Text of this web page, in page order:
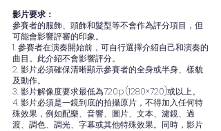
影片要求：
參賽者的服飾、頭飾和髮型等不會作為評分項目，但
可能會影響評審的印象。
1. 參賽者在演奏開始前，可自行選擇介紹自己和演奏的
曲目。此介紹不會影響評分。
2. 影片必須確保清晰顯示參賽者的全身或半身、樣貌
及動作。
3. 影片解像度要求最低為720p (1280×720)或以上。
4. 影片必須是一鏡到底的拍攝原片，不得加入任何特
殊效果，例如配樂、音響、圖片、文本、濾鏡、過
渡、調色、調光、字幕或其他特殊效果。同時，影片